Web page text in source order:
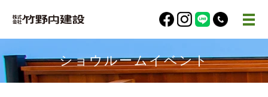
ショウルームイベント